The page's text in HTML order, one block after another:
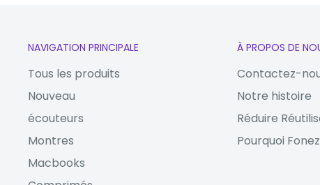
microSDXC
3.5mm
5.0
NAVIGATION PRINCIPALE
Tous les produits
Nouveau
écouteurs
Montres
Macbooks
À PROPOS DE
Contactez-
Notre histoire
Réduire
Pourquoi